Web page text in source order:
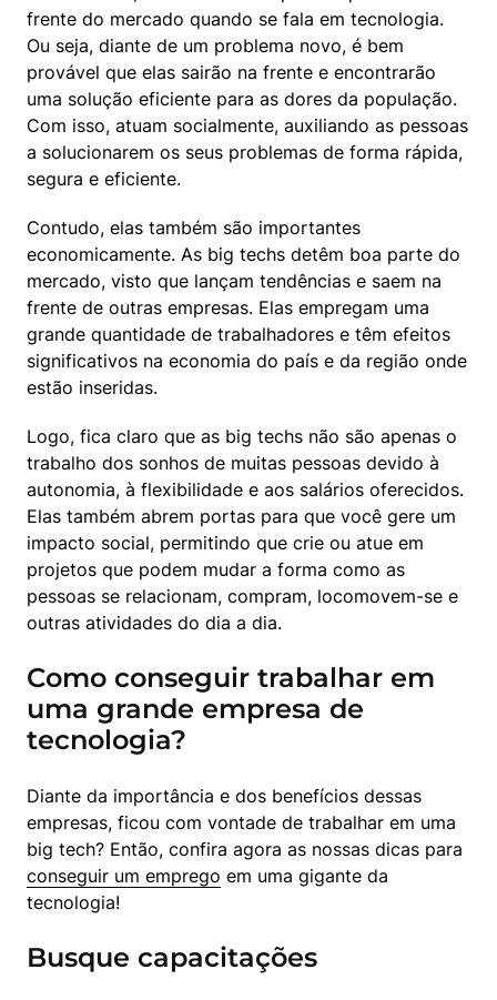
frente do mercado quando se fala em tecnologia.
Ou seja, diante de um problema novo, é bem
provável que elas sairão na frente e encontrarão
uma solução eficiente para as dores da população.
Com isso, atuam socialmente, auxiliando as pessoas
a solucionarem os seus problemas de forma rápida,
segura e eficiente.
Contudo, elas também são importantes
economicamente. As big techs detêm boa parte do
mercado, visto que lançam tendências e saem na
frente de outras empresas. Elas empregam uma
grande quantidade de trabalhadores e têm efeitos
significativos na economia do país e da região onde
estão inseridas.
Logo, fica claro que as big techs não são apenas o
trabalho dos sonhos de muitas pessoas devido à
autonomia, à flexibilidade e aos salários oferecidos.
Elas também abrem portas para que você gere um
impacto social, permitindo que crie ou atue em
projetos que podem mudar a forma como as
pessoas se relacionam, compram, locomovem-se e
outras atividades do dia a dia.
Como conseguir trabalhar em
uma grande empresa de
tecnologia?
Diante da importância e dos benefícios dessas
empresas, ficou com vontade de trabalhar em uma
conseguir um emprego em uma gigante da
tecnologia!
Busque capacitações